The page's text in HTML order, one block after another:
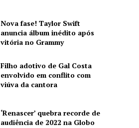
Nova fase! Taylor Swift
anuncia álbum inédito após
vitória no Grammy
Filho adotivo de Gal Costa
envolvido em conflito com
viúva da cantora
‘Renascer’ quebra recorde de
audiência de 2022 na Globo